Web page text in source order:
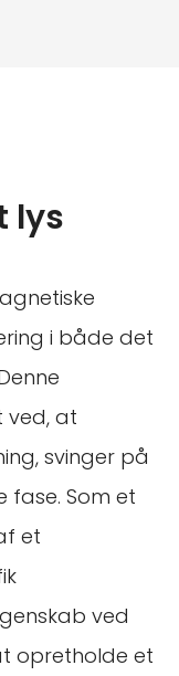
lys
i både det
ved, at
svinger på
fase. Som et
et
ved
opretholde et